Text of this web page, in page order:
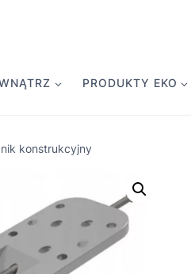
PRODUKTY EKO
konstrukcyjny